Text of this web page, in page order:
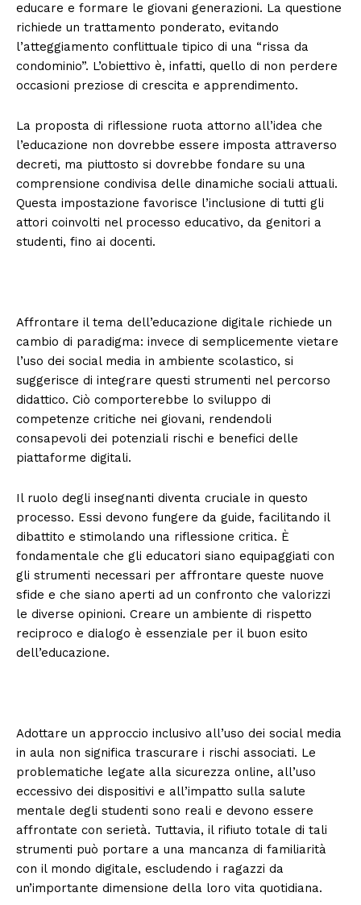
educare e formare le giovani generazioni. La questione
richiede un trattamento ponderato, evitando
l’atteggiamento conflittuale tipico di una “rissa da
condominio”. L’obiettivo è, infatti, quello di non perdere
occasioni preziose di crescita e apprendimento.
La proposta di riflessione ruota attorno all’idea che
l’educazione non dovrebbe essere imposta attraverso
decreti, ma piuttosto si dovrebbe fondare su una
comprensione condivisa delle dinamiche sociali attuali.
Questa impostazione favorisce l’inclusione di tutti gli
attori coinvolti nel processo educativo, da genitori a
studenti, fino ai docenti.
Affrontare il tema dell’educazione digitale richiede un
cambio di paradigma: invece di semplicemente vietare
l’uso dei social media in ambiente scolastico, si
suggerisce di integrare questi strumenti nel percorso
didattico. Ciò comporterebbe lo sviluppo di
competenze critiche nei giovani, rendendoli
consapevoli dei potenziali rischi e benefici delle
piattaforme digitali.
Il ruolo degli insegnanti diventa cruciale in questo
processo. Essi devono fungere da guide, facilitando il
dibattito e stimolando una riflessione critica. È
fondamentale che gli educatori siano equipaggiati con
gli strumenti necessari per affrontare queste nuove
sfide e che siano aperti ad un confronto che valorizzi
le diverse opinioni. Creare un ambiente di rispetto
reciproco e dialogo è essenziale per il buon esito
dell’educazione.
Adottare un approccio inclusivo all’uso dei social media
in aula non significa trascurare i rischi associati. Le
problematiche legate alla sicurezza online, all’uso
eccessivo dei dispositivi e all’impatto sulla salute
mentale degli studenti sono reali e devono essere
affrontate con serietà. Tuttavia, il rifiuto totale di tali
strumenti può portare a una mancanza di familiarità
con il mondo digitale, escludendo i ragazzi da
un’importante dimensione della loro vita quotidiana.